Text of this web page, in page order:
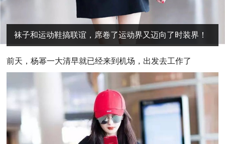
袜子和运动鞋搞联谊，席卷了运动界又迈向了时装界！
前天，杨幂一大清早就已经来到机场，出发去工作了